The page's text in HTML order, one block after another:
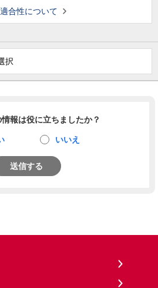
合性について
択
報は役に立ちましたか？
いいえ
送信する